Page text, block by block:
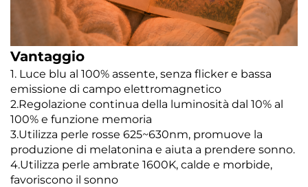
Vantaggio
1. Luce blu al 100% assente, senza flicker e bassa
emissione di campo elettromagnetico
2.Regolazione continua della luminosità dal 10% al
100% e funzione memoria
3.Utilizza perle rosse 625~630nm, promuove la
produzione di melatonina e aiuta a prendere sonno.
4.Utilizza perle ambrate 1600K, calde e morbide,
favoriscono il sonno